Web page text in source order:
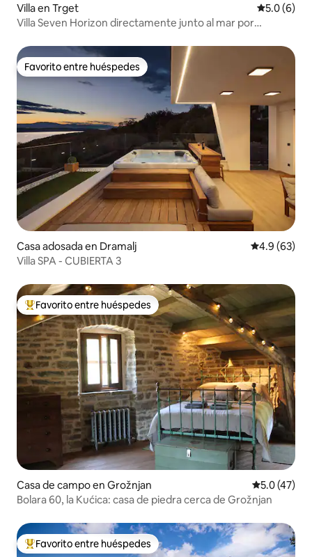
Villa en Trget
5.0 (6)
Villa Seven Horizon directamente junto al mar por
Favorito entre huéspedes
Favorito entre huéspedes
Casa adosada en Dramalj Calificación
4.9 (63)
Villa SPA - CUBIERTA 3
De los mejores en Favorito entre huéspedes
Favorito entre huéspedes
Casa de campo en Grožnjan Calificación
5.0 (47)
Bolara 60, la Kućica: casa de piedra cerca de Grožnjan
De los mejores en Favorito entre huéspedes
Favorito entre huéspedes